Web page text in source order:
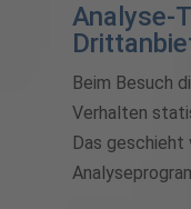
Analyse-
Beim Besuch
Verhalten
Das geschieht